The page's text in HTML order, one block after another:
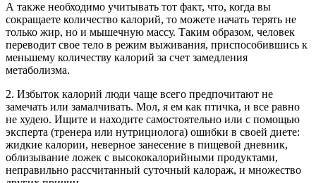
А также необходимо учитывать тот факт, что, когда вы
сокращаете количество калорий, то можете начать терять не
только жир, но и мышечную массу. Таким образом, человек
переводит свое тело в режим выживания, приспособившись к
меньшему количеству калорий за счет замедления
метаболизма.
2. Избыток калорий люди чаще всего предпочитают не
замечать или замалчивать. Мол, я ем как птичка, и все равно
не худею. Ищите и находите самостоятельно или с помощью
эксперта (тренера или нутрициолога) ошибки в своей диете:
жидкие калории, неверное занесение в пищевой дневник,
облизывание ложек с высококалорийными продуктами,
неправильно рассчитанный суточный калораж, и множество